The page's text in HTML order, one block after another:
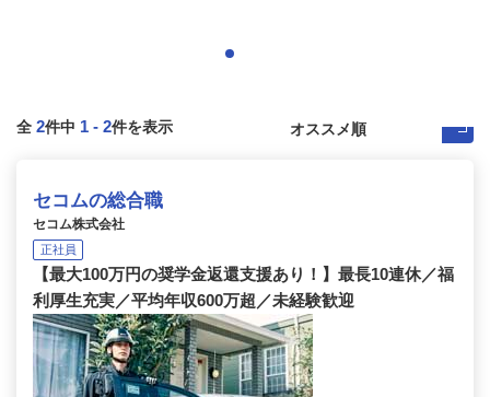
全 2件中 1 - 2件を表示
セコムの総合職
セコム株式会社
正社員
【最大100万円の奨学金返還支援あり！】最長10連休／福
利厚生充実／平均年収600万超／未経験歓迎